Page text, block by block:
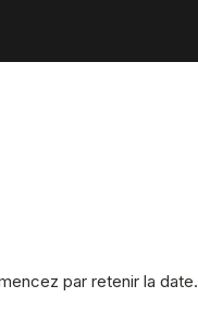
par retenir la date.